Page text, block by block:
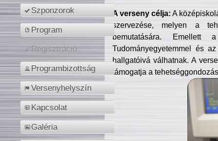
Szponzorok
Program
Regisztráció
Programbizottság
Versenyhelyszín
Kapcsolat
Galéria
A verseny célja: A
szervezése, melyen a
bemutatására. Emellett
Tudományegyetemmel és
hallgatóivá válhatnak. A
támogatja a